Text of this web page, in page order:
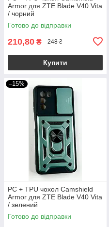
Armor для ZTE Blade V40 Vita
/ чорний
Готово до відправки
210,80 ₴ 248 ₴
Купити
–15%
PC + TPU чохол Camshield
Armor для ZTE Blade V40 Vita
/ зелений
Готово до відправки